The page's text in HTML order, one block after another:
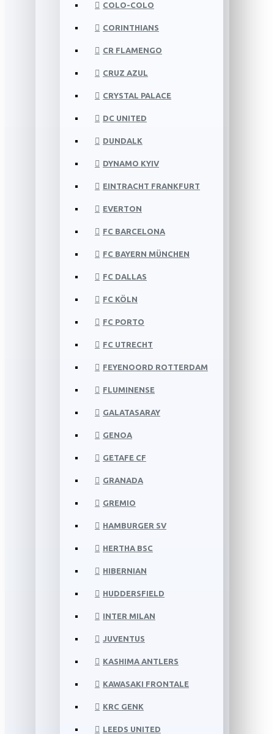
COLO-COLO
CORINTHIANS
CR FLAMENGO
CRUZ AZUL
CRYSTAL PALACE
DC UNITED
DUNDALK
DYNAMO KYIV
EINTRACHT FRANKFURT
EVERTON
FC BARCELONA
FC BAYERN MÜNCHEN
FC DALLAS
FC KÖLN
FC PORTO
FC UTRECHT
FEYENOORD ROTTERDAM
FLUMINENSE
GALATASARAY
GENOA
GETAFE CF
GRANADA
GREMIO
HAMBURGER SV
HERTHA BSC
HIBERNIAN
HUDDERSFIELD
INTER MILAN
JUVENTUS
KASHIMA ANTLERS
KAWASAKI FRONTALE
KRC GENK
LEEDS UNITED